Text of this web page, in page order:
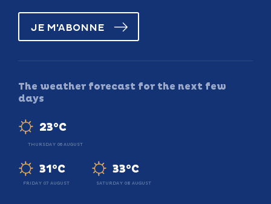
JE M'ABONNE
The weather forecast for the next few
days
23°C
THURSDAY 06 AUGUST
31°C
FRIDAY 07 AUGUST
33°C
SATURDAY 08 AUGUST